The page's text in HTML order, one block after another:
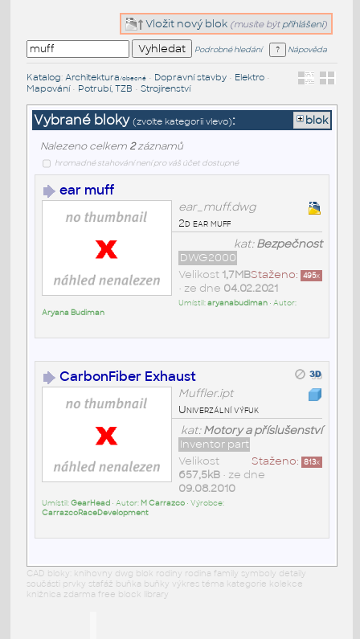
Vložit nový blok (musíte být přihlášeni)
Podrobné hledání Nápověda
Katalog: Architektura/obecné• Dopravní stavby• Elektro•
Mapování• Potrubí, TZB • Strojírenství
Vybrané bloky (zvolte kategorii vlevo): blok
Nalezeno celkem 2záznamů
hromadné stahování není pro váš účet dostupné
ear muff
ear_muff.dwg
2d ear muff
kat:Bezpečnost
DWG2000
Staženo: 495x
Velikost 1,7MB
• ze dne 04.02.2021
Umístil:aryanabudiman• Autor:
Aryana Budiman
CarbonFiber Exhaust
Muffler.ipt
Univerzální výfuk
kat:Motory a příslušenství
Inventor part
Staženo: 813x
Velikost
657,5kB• ze dne
09.08.2010
Umístil:GearHead • Autor: M Carrazco• Výrobce:
CarrazcoRaceDevelopment
CAD bloky: knihovny dwg blok rodiny rodina family symboly detaily
součásti prvky stafáž buňka buňky výkres téma kategorie kolekce
knižnica zdarma free block library